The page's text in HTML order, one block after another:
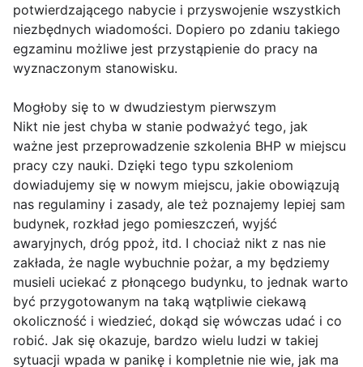
potwierdzającego nabycie i przyswojenie wszystkich
niezbędnych wiadomości. Dopiero po zdaniu takiego
egzaminu możliwe jest przystąpienie do pracy na
wyznaczonym stanowisku.
Mogłoby się to w dwudziestym pierwszym
Nikt nie jest chyba w stanie podważyć tego, jak
ważne jest przeprowadzenie szkolenia BHP w miejscu
pracy czy nauki. Dzięki tego typu szkoleniom
dowiadujemy się w nowym miejscu, jakie obowiązują
nas regulaminy i zasady, ale też poznajemy lepiej sam
budynek, rozkład jego pomieszczeń, wyjść
awaryjnych, dróg ppoż, itd. I chociaż nikt z nas nie
zakłada, że nagle wybuchnie pożar, a my będziemy
musieli uciekać z płonącego budynku, to jednak warto
być przygotowanym na taką wątpliwie ciekawą
okoliczność i wiedzieć, dokąd się wówczas udać i co
robić. Jak się okazuje, bardzo wielu ludzi w takiej
sytuacji wpada w panikę i kompletnie nie wie, jak ma